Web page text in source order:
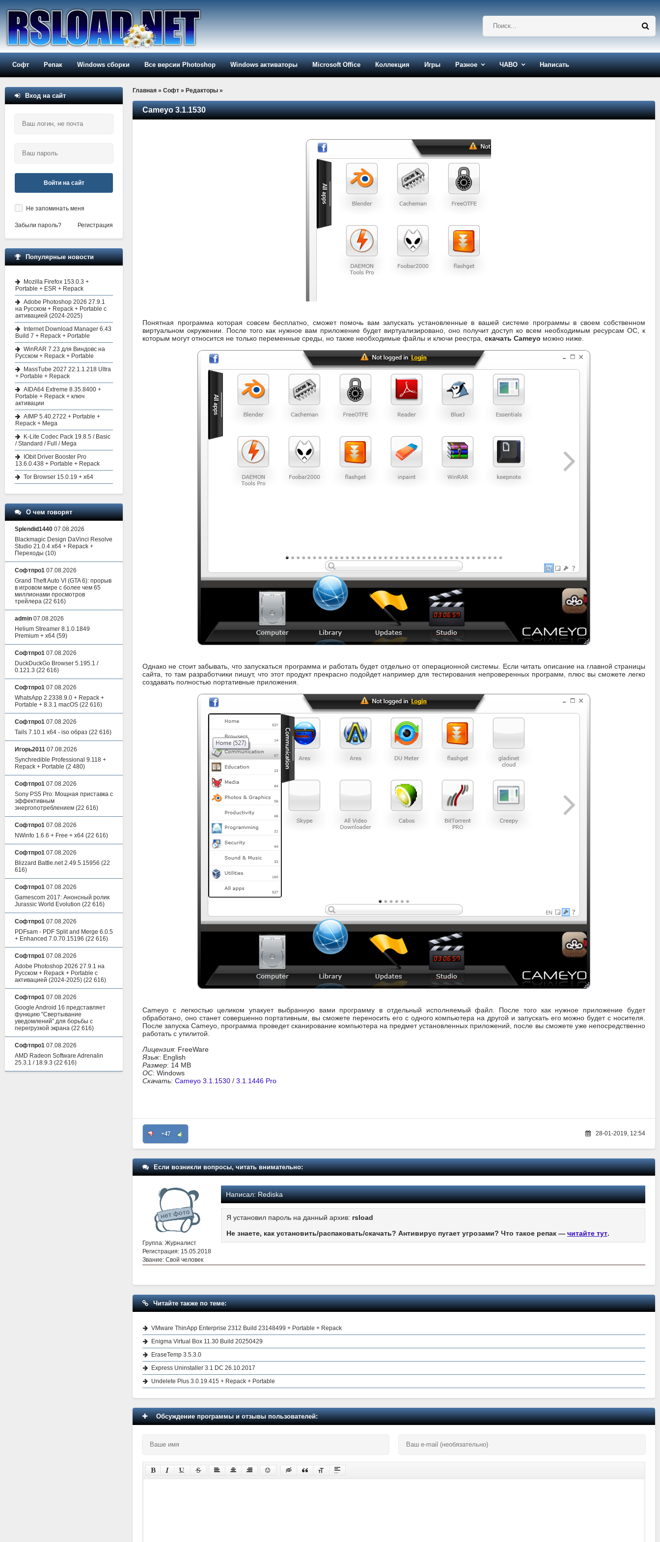
Софт Репак Windows сборки Все версии Photoshop Windows активаторы Microsoft Office Коллекция Игры Разное ЧАВО Написать
Главная » Софт » Редакторы »
Cameyo 3.1.1530
Понятная программа которая совсем бесплатно, сможет помочь вам запускать установленные в вашей системе программы в своем собственном
виртуальном окружении. После того как нужное вам приложение будет виртуализировано, оно получит доступ ко всем необходимым ресурсам ОС, к
которым могут относится не только переменные среды, но также необходимые файлы и ключи реестра, скачать Cameyo можно ниже.
Однако не стоит забывать, что запускаться программа и работать будет отдельно от операционной системы. Если читать описание на главной страницы
сайта, то там разработчики пишут, что этот продукт прекрасно подойдет например для тестирования непроверенных программ, плюс вы сможете легко
создавать полностью портативные приложения.
Cameyo с легкостью целиком упакует выбранную вами программу в отдельный исполняемый файл. После того как нужное приложение будет
обработано, оно станет совершенно портативным, вы сможете переносить его с одного компьютера на другой и запускать его можно будет с носителя.
После запуска Cameyo, программа проведет сканирование компьютера на предмет установленных приложений, после вы сможете уже непосредственно
работать с утилитой.
Лицензия: FreeWare
Язык: English
Размер: 14 MB
ОС: Windows
Скачать: Cameyo 3.1.1530 / 3.1.1446 Pro
+47 28-01-2019, 12:54
Если возникли вопросы, читать внимательно:
Группа: Журналист
Регистрация: 15.05.2018
Звание: Свой человек
Написал:Rediska
Я установил пароль на данный архив: rsload
Не знаете, как установить/распаковать/скачать? Антивирус пугает угрозами? Что такое репак — читайте тут.
Читайте также по теме:
VMware ThinApp Enterprise 2312 Build 23148499 + Portable + Repack
Enigma Virtual Box 11.30 Build 20250429
EraseTemp 3.5.3.0
Express Uninstaller 3.1 DC 26.10.2017
Undelete Plus 3.0.19.415 + Repack + Portable
Обсуждение программы и отзывы пользователей:
Вход на сайт
Войти на сайт
Не запоминать меня
Забыли пароль? Регистрация
Популярные новости
Mozilla Firefox 153.0.3 +
Portable + ESR + Repack
Adobe Photoshop 2026 27.9.1
на Русском + Repack + Portable с
активацией (2024-2025)
Internet Download Manager 6.43
Build 7 + Repack + Portable
WinRAR 7.23 для Виндовс на
Русском + Repack + Portable
MassTube 2027 22.1.1.218 Ultra
+ Portable + Repack
AIDA64 Extreme 8.35.8400 +
Portable + Repack + ключ
активации
AIMP 5.40.2722 + Portable +
Repack + Mega
K-Lite Codec Pack 19.8.5 / Basic
/ Standard / Full / Mega
IObit Driver Booster Pro
13.6.0.438 + Portable + Repack
Tor Browser 15.0.19 + x64
О чем говорят
Splendid1440 07.08.2026
Blackmagic Design DaVinci Resolve
Studio 21.0.4 x64 + Repack +
Переходы (10)
Софтпро1 07.08.2026
Grand Theft Auto VI (GTA 6): прорыв
в игровом мире с более чем 65
миллионами просмотров
трейлера (22 616)
admin 07.08.2026
Helium Streamer 8.1.0.1849
Premium + x64 (59)
Софтпро1 07.08.2026
DuckDuckGo Browser 5.195.1 /
0.121.3 (22 616)
Софтпро1 07.08.2026
WhatsApp 2.2338.9.0 + Repack +
Portable + 8.3.1 macOS (22 616)
Софтпро1 07.08.2026
Tails 7.10.1 x64 - iso образ (22 616)
Игорь2011 07.08.2026
Synchredible Professional 9.118 +
Repack + Portable (2 480)
Софтпро1 07.08.2026
Sony PS5 Pro: Мощная приставка с
эффективным
энергопотреблением (22 616)
Софтпро1 07.08.2026
NWinfo 1.6.6 + Free + x64 (22 616)
Софтпро1 07.08.2026
Blizzard Battle.net 2.49.5.15956 (22
616)
Софтпро1 07.08.2026
Gamescom 2017: Анонсный ролик
Jurassic World Evolution (22 616)
Софтпро1 07.08.2026
PDFsam - PDF Split and Merge 6.0.5
+ Enhanced 7.0.70.15196 (22 616)
Софтпро1 07.08.2026
Adobe Photoshop 2026 27.9.1 на
Русском + Repack + Portable с
активацией (2024-2025) (22 616)
Софтпро1 07.08.2026
Google Android 16 представляет
функцию "Свертывание
уведомлений" для борьбы с
перегрузкой экрана (22 616)
Софтпро1 07.08.2026
AMD Radeon Software Adrenalin
25.3.1 / 18.9.3 (22 616)